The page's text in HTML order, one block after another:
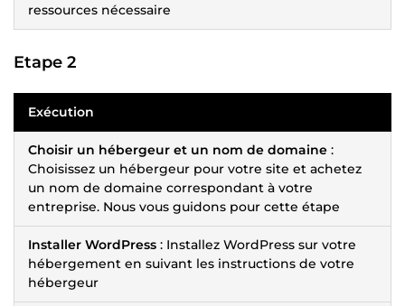
ressources nécessaire
Etape 2
Exécution
Choisir un hébergeur et un nom de domaine :
Choisissez un hébergeur pour votre site et achetez
un nom de domaine correspondant à votre
entreprise. Nous vous guidons pour cette étape
Installer WordPress : Installez WordPress sur votre
hébergement en suivant les instructions de votre
hébergeur